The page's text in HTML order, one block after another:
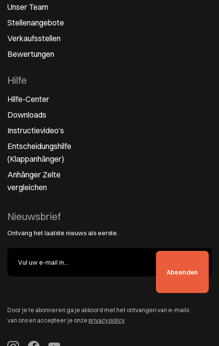
Unser Team
Stellenangebote
Verkaufsstellen
Bewertungen
Hilfe
Hilfe-Center
Downloads
Instructievideo’s
Entscheidungshilfe
(Klappanhänger)
Anhänger Zelte
vergleichen
Nieuwsbrief
Ontvang het laatste nieuws als eerste.
Door je te abonneren ga je akkoord met het ontvangen van e-mails
van ons en accepteer je onze privacy policy